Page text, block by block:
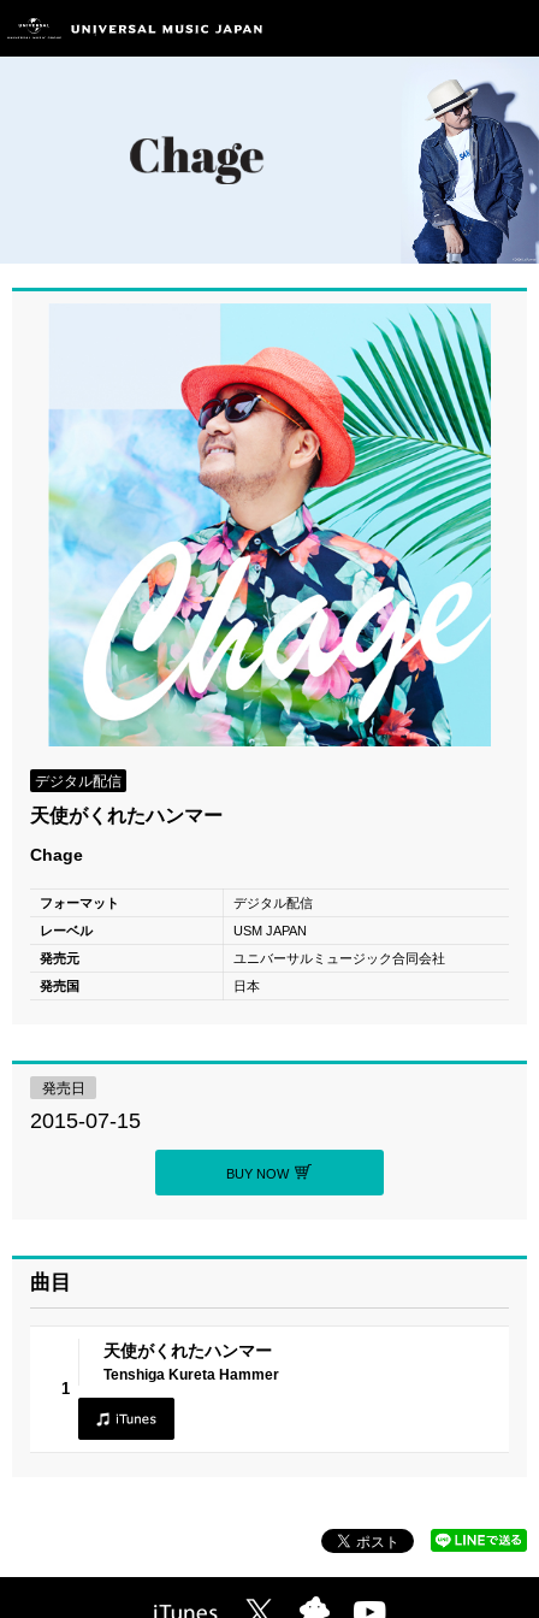
デジタル配信
天使がくれたハンマー
Chage
フォーマット
デジタル配信
レーベル
USM JAPAN
発売元
ユニバーサルミュージック合同会社
発売国
日本
発売日
2015-07-15
BUY NOW
曲目
1
天使がくれたハンマー
Tenshiga Kureta Hammer